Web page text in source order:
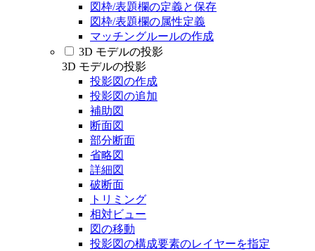
図枠/表題欄の定義と保存
図枠/表題欄の属性定義
マッチングルールの作成
3D モデルの投影
3D モデルの投影
投影図の作成
投影図の追加
補助図
断面図
部分断面
省略図
詳細図
破断面
トリミング
相対ビュー
図の移動
投影図の構成要素のレイヤーを指定